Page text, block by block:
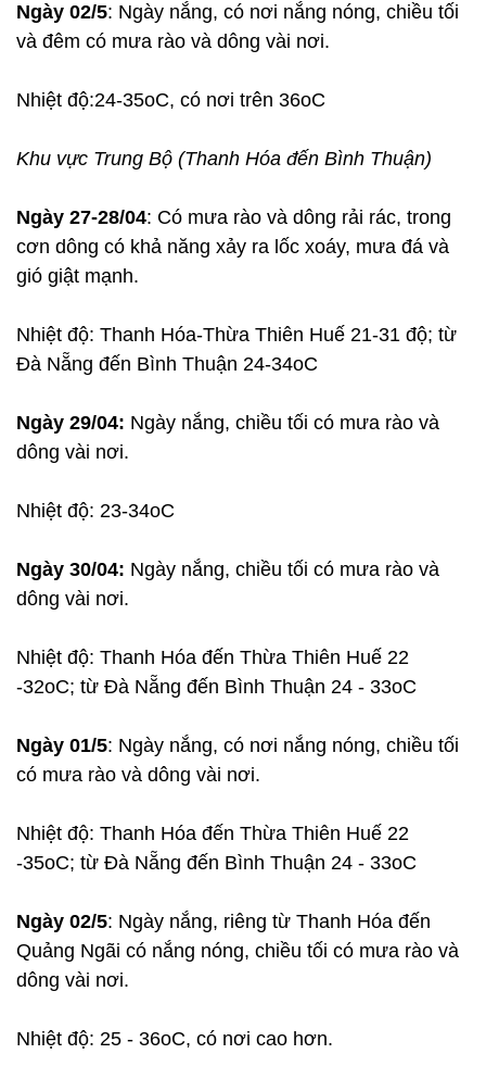
Ngày 02/5: Ngày nắng, có nơi nắng nóng, chiều tối
và đêm có mưa rào và dông vài nơi.
Nhiệt độ:24-35oC, có nơi trên 36oC
Khu vực Trung Bộ (Thanh Hóa đến Bình Thuận)
Ngày 27-28/04: Có mưa rào và dông rải rác, trong
cơn dông có khả năng xảy ra lốc xoáy, mưa đá và
gió giật mạnh.
Nhiệt độ: Thanh Hóa-Thừa Thiên Huế 21-31 độ; từ
Đà Nẵng đến Bình Thuận 24-34oC
Ngày 29/04: Ngày nắng, chiều tối có mưa rào và
dông vài nơi.
Nhiệt độ: 23-34oC
Ngày 30/04: Ngày nắng, chiều tối có mưa rào và
dông vài nơi.
Nhiệt độ: Thanh Hóa đến Thừa Thiên Huế 22
-32oC; từ Đà Nẵng đến Bình Thuận 24 - 33oC
Ngày 01/5: Ngày nắng, có nơi nắng nóng, chiều tối
có mưa rào và dông vài nơi.
Nhiệt độ: Thanh Hóa đến Thừa Thiên Huế 22
-35oC; từ Đà Nẵng đến Bình Thuận 24 - 33oC
Ngày 02/5: Ngày nắng, riêng từ Thanh Hóa đến
Quảng Ngãi có nắng nóng, chiều tối có mưa rào và
dông vài nơi.
Nhiệt độ: 25 - 36oC, có nơi cao hơn.